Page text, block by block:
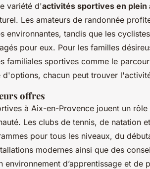
variété d'activités sportives en plein
Les amateurs de randonnée
environnantes, tandis que les
pour eux. Pour les familles
familiales sportives comme le
d'options, chacun peut trouver
offres
à Aix-en-Provence jouent un
Les clubs de tennis, de natation
pour tous les niveaux, du
modernes ainsi que des
environnement d’apprentissage et de